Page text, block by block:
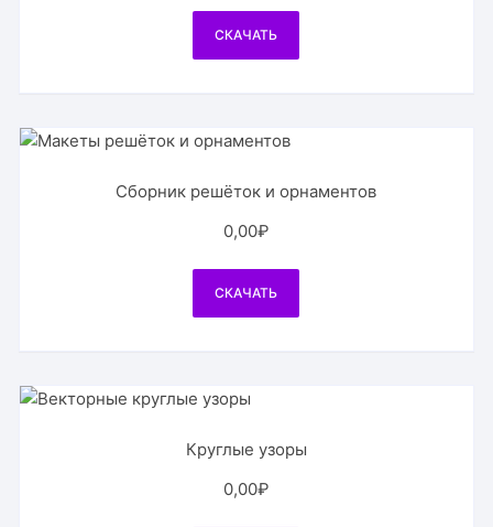
СКАЧАТЬ
Сборник решёток и орнаментов
0,00₽
СКАЧАТЬ
Круглые узоры
0,00₽